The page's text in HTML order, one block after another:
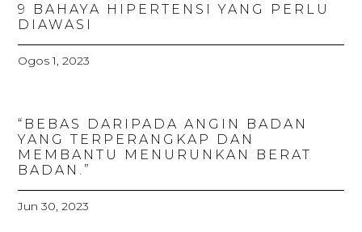
9 BAHAYA HIPERTENSI YANG PERLU
DIAWASI
Ogos 1, 2023
“BEBAS DARIPADA ANGIN BADAN
YANG TERPERANGKAP DAN
MEMBANTU MENURUNKAN BERAT
BADAN.”
Jun 30, 2023